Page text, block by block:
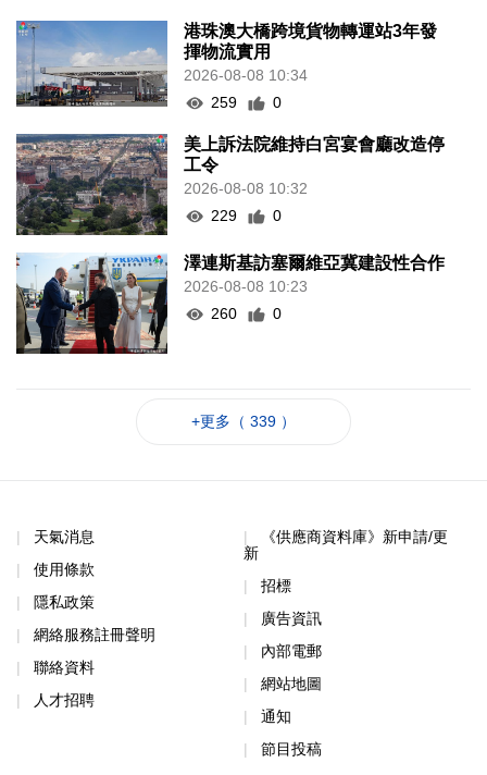
港珠澳大橋跨境貨物轉運站3年發
揮物流實用
2026-08-08 10:34
259
0
美上訴法院維持白宮宴會廳改造停
工令
2026-08-08 10:32
229
0
澤連斯基訪塞爾維亞冀建設性合作
2026-08-08 10:23
260
0
+更多（ 339 ）
天氣消息
使用條款
隱私政策
網絡服務註冊聲明
聯絡資料
人才招聘
《供應商資料庫》新申請/更
新
招標
廣告資訊
內部電郵
網站地圖
通知
節目投稿